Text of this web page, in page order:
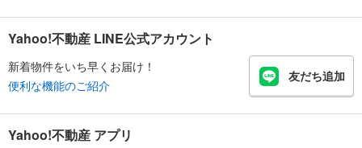
Yahoo!不動産 LINE公式アカウント
新着物件をいち早くお届け！
便利な機能のご紹介
友だち追加
Yahoo!不動産 アプリ